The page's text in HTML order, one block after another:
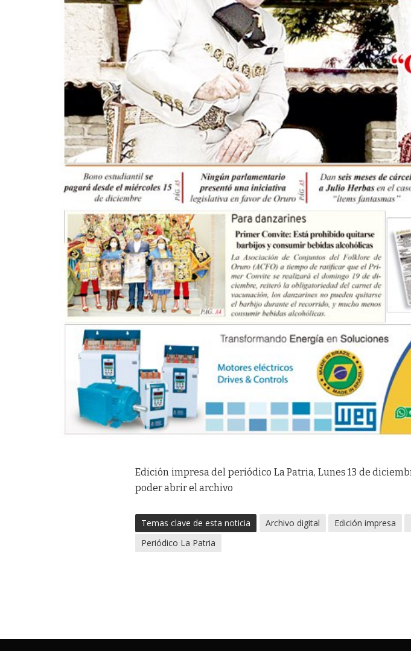
Edición impresa del periódico La Patria, Lunes 13 de
poder abrir el archivo
Temas clave de esta noticia Archivo digital Edición impresa
Periódico La Patria
©La PatriaPeriodismo independiente desde 1919